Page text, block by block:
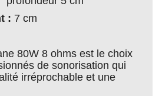
: 7 cm
80W 8 ohms est le choix
de sonorisation qui
irréprochable et une